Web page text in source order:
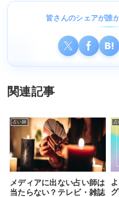
皆さんのシェアが誰
関連記事
占い師
メディアに出ない占い師は
当たらない？テレビ・雑誌
占